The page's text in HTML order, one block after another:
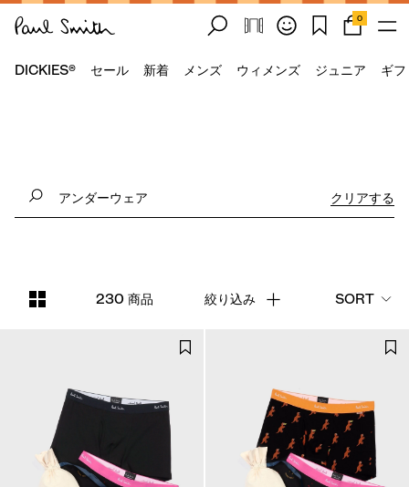
0
DICKIES® セール 新着 メンズ ウィメンズ ジュニア ギ
クリアする
230 商品 絞り込み SORT